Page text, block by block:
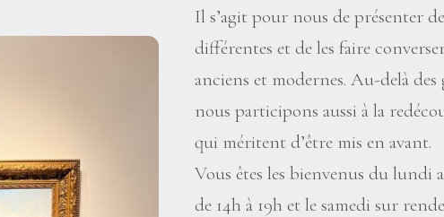
Il s’agit pour nous de présenter
différentes et de les faire
anciens et modernes. Au-delà
nous participons aussi à la
qui méritent d’être mis en avant.
Vous êtes les bienvenus du lundi
de 14h à 19h et le samedi sur